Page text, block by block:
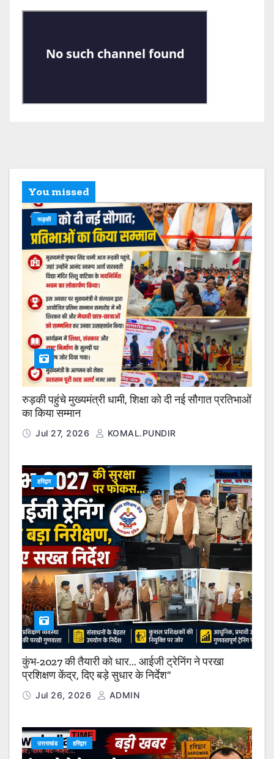
You missed
रूड़की
रुड़की पहुंचे मुख्यमंत्री धामी, शिक्षा को दी नई सौगात प्रतिभाओं
का किया सम्मान
Jul 27, 2026 KOMAL.PUNDIR
हरिद्वार
कुंभ-2027 की तैयारी को धार… आईजी ट्रेनिंग ने परखा
प्रशिक्षण केंद्र, दिए बड़े सुधार के निर्देश”
Jul 26, 2026 ADMIN
उत्तराखंड हरिद्वार